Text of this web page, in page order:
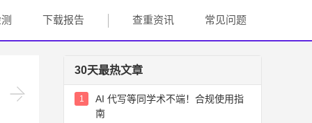
下载报告 查重资讯 常见问题
30天最热文章
1
AI 代写等同学术不端！合规使用指
南